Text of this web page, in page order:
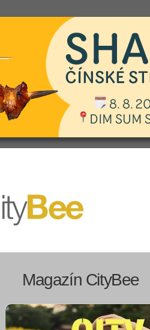
Magazín CityBee